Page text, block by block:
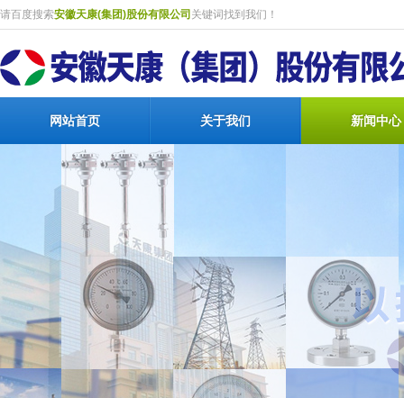
请百度搜索安徽天康(集团)股份有限公司 关键词找到我们！
网站首页 关于我们 新闻中心